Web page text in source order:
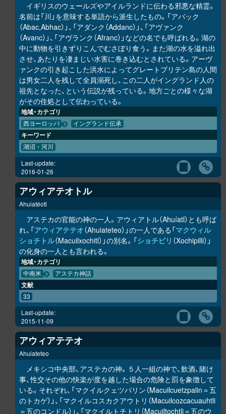
イギリスのウェールズやアイルランドに伝わる邪悪な精霊。
名前は「川」を意味する単語から派生したもの。「アバック
（Abac,Abhac）」、「アダンク（Addanc）」、「アヴァンク
（Avanc）」、「アヴランク（Afranc）」などの名でも呼ばれる。湖の
中に動物を引きずりこんでむさぼり食う。また湖の水を溢れ出
させ、あたりを凄まじい水害に巻き込むとされている。アーヴ
ァンクの引き起こした洪水によってグレートブリテン島の人間
は男女二人を残して全員溺死し、この二人がイングランド人の
祖先となった、という伝説が残っている。地方ごとの様々な湖
がその住処として伝わっている。
地域・カテゴリ
西ヨーロッパ イングランド伝承
キーワード
湖沼・河川
Last-update:
2016-01-26
アウィアテオトル
Ahuiatéotl
アステカの官能の神の一人。アウィアトル（Ahuíatl）とも呼ば
れ、「アウィアテテオ（Ahuiateteo）」の一人である「マクウィル
ショチトル（Macuilxochitl）」の別名。「ショチピリ （Xochipilli）」
の化身の一人とも言われる。
地域・カテゴリ
中南米 アステカ神話
文献
33
Last-update:
2015-11-09
アウィアテテオ
Ahuiateteo
メキシコ中央部、アステカの神。５人一組の神で、飲酒、賭け
事、性交その他の快楽が度を越した場合の危険と罰を象徴して
いる。それぞれ、「マクイルクェツパリン（Macuilcuetzpalin＝五
のトカゲ）」、「マクイルコスカクアウトリ（Macuilcozcacuauhtli
＝五のコンドル）」、「マクイルトチトリ（Macuiltochtli＝五のウ